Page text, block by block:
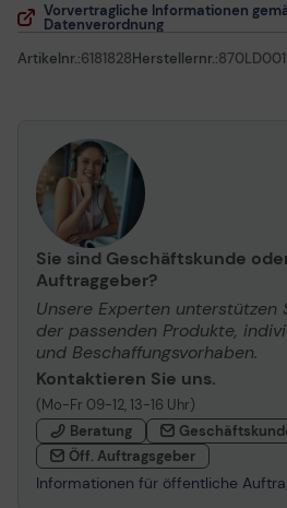
Vorvertragliche Informationen
Datenverordnung
Artikelnr.:6181828Herstellernr.:
Sie sind Geschäftskunde
Auftraggeber?
Unsere Experten unterstützen
der passenden Produkte,
und Beschaffungsvorhaben.
Kontaktieren Sie uns.
(Mo-Fr 09-12, 13-16 Uhr)
Beratung
Öff. Auftragsgeber
Informationen für öffentliche